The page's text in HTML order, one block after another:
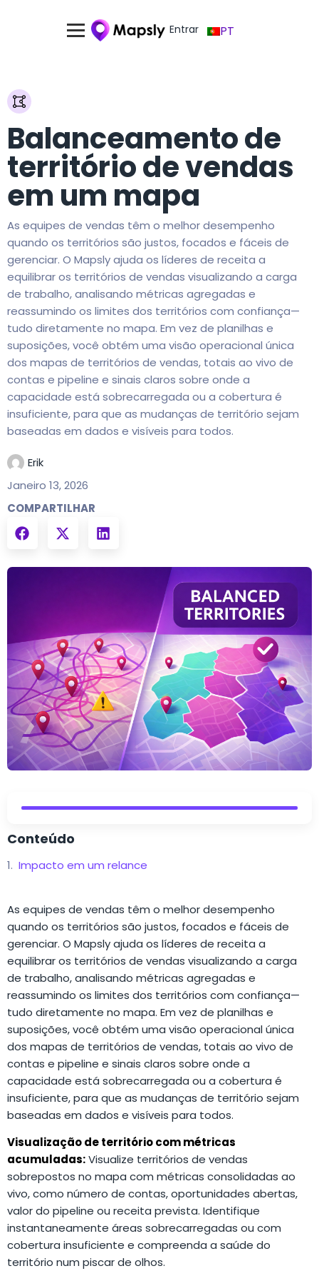
Entrar PT
Balanceamento de
território de vendas
em um mapa
As equipes de vendas têm o melhor desempenho
quando os territórios são justos, focados e fáceis de
gerenciar. O Mapsly ajuda os líderes de receita a
equilibrar os territórios de vendas visualizando a carga
de trabalho, analisando métricas agregadas e
reassumindo os limites dos territórios com confiança—
tudo diretamente no mapa. Em vez de planilhas e
suposições, você obtém uma visão operacional única
dos mapas de territórios de vendas, totais ao vivo de
contas e pipeline e sinais claros sobre onde a
capacidade está sobrecarregada ou a cobertura é
insuficiente, para que as mudanças de território sejam
baseadas em dados e visíveis para todos.
Erik
Janeiro 13, 2026
COMPARTILHAR
Conteúdo
Impacto em um relance
As equipes de vendas têm o melhor desempenho
quando os territórios são justos, focados e fáceis de
gerenciar. O Mapsly ajuda os líderes de receita a
equilibrar os territórios de vendas visualizando a carga
de trabalho, analisando métricas agregadas e
reassumindo os limites dos territórios com confiança—
tudo diretamente no mapa. Em vez de planilhas e
suposições, você obtém uma visão operacional única
dos mapas de territórios de vendas, totais ao vivo de
contas e pipeline e sinais claros sobre onde a
capacidade está sobrecarregada ou a cobertura é
insuficiente, para que as mudanças de território sejam
baseadas em dados e visíveis para todos.
Visualização de território com métricas
acumuladas:Visualize territórios de vendas
sobrepostos no mapa com métricas consolidadas ao
vivo, como número de contas, oportunidades abertas,
valor do pipeline ou receita prevista. Identifique
instantaneamente áreas sobrecarregadas ou com
cobertura insuficiente e compreenda a saúde do
território num piscar de olhos.